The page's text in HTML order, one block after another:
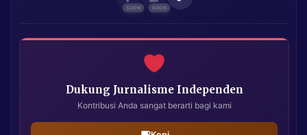
Dukung Jurnalisme Independen
Kontribusi Anda sangat berarti bagi kami